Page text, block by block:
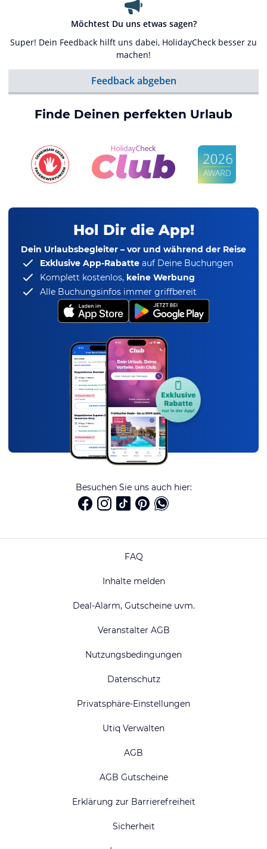
Möchtest Du uns etwas sagen?
Super! Dein Feedback hilft uns dabei, HolidayCheck besser zu
machen!
Feedback abgeben
Finde Deinen perfekten Urlaub
Hol Dir die App!
Dein Urlaubsbegleiter – vor und während der Reise
Exklusive App-Rabatte auf Deine Buchungen
Komplett kostenlos, keine Werbung
Alle Buchungsinfos immer griffbereit
Besuchen Sie uns auch hier:
FAQ
Inhalte melden
Deal-Alarm, Gutscheine uvm.
Veranstalter AGB
Nutzungsbedingungen
Datenschutz
Privatsphäre-Einstellungen
Utiq Verwalten
AGB
AGB Gutscheine
Erklärung zur Barrierefreiheit
Sicherheit